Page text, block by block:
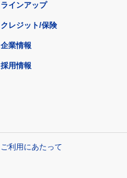
ラインアップ
クレジット/保険
企業情報
採用情報
ご利用にあたって